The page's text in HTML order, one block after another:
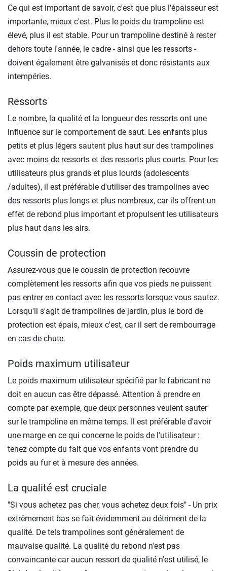
Ce qui est important de savoir, c'est que plus l'épaisseur est
importante, mieux c'est. Plus le poids du trampoline est
élevé, plus il est stable. Pour un trampoline destiné à rester
dehors toute l'année, le cadre - ainsi que les ressorts -
doivent également être galvanisés et donc résistants aux
intempéries.
Ressorts
Le nombre, la qualité et la longueur des ressorts ont une
influence sur le comportement de saut. Les enfants plus
petits et plus légers sautent plus haut sur des trampolines
avec moins de ressorts et des ressorts plus courts. Pour les
utilisateurs plus grands et plus lourds (adolescents
/adultes), il est préférable d'utiliser des trampolines avec
des ressorts plus longs et plus nombreux, car ils offrent un
effet de rebond plus important et propulsent les utilisateurs
plus haut dans les airs.
Coussin de protection
Assurez-vous que le coussin de protection recouvre
complètement les ressorts afin que vos pieds ne puissent
pas entrer en contact avec les ressorts lorsque vous sautez.
Lorsqu'il s'agit de trampolines de jardin, plus le bord de
protection est épais, mieux c'est, car il sert de rembourrage
en cas de chute.
Poids maximum utilisateur
Le poids maximum utilisateur spécifié par le fabricant ne
doit en aucun cas être dépassé. Attention à prendre en
compte par exemple, que deux personnes veulent sauter
sur le trampoline en même temps. Il est préférable d'avoir
une marge en ce qui concerne le poids de l'utilisateur :
tenez compte du fait que vos enfants vont prendre du
poids au fur et à mesure des années.
La qualité est cruciale
"Si vous achetez pas cher, vous achetez deux fois" - Un prix
extrêmement bas se fait évidemment au détriment de la
qualité. De tels trampolines sont généralement de
mauvaise qualité. La qualité du rebond n'est pas
convaincante car aucun ressort de qualité n'est utilisé, le